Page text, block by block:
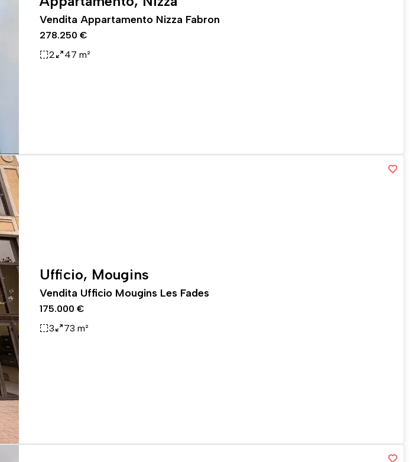
Vendita Appartamento Nizza Fabron
278.250 €
2
47 m²
Ufficio, Mougins
Vendita Ufficio Mougins Les Fades
175.000 €
3
73 m²